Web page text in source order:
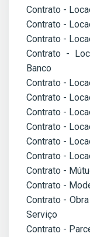
Contrato -
Contrato -
Contrato -
Contrato -
Banco
Contrato -
Contrato -
Contrato -
Contrato -
Contrato -
Contrato -
Contrato -
Contrato -
Contrato -
Serviço
Contrato -